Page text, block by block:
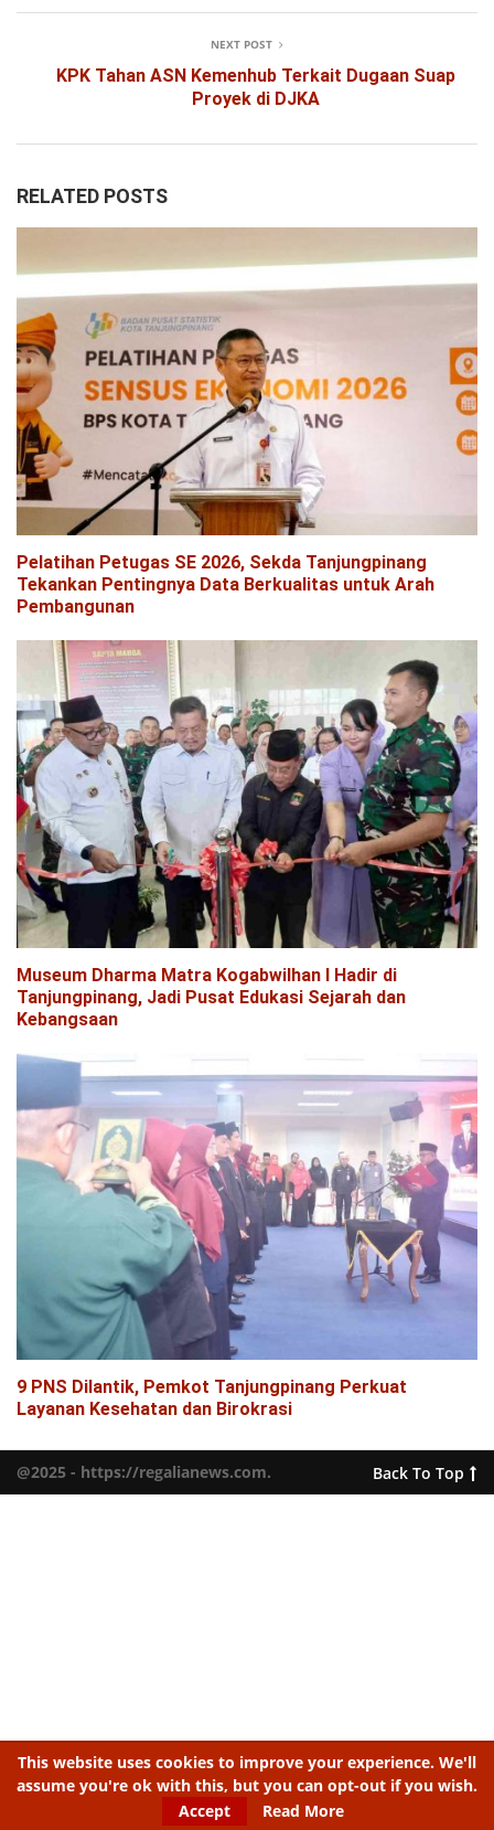
NEXT POST
KPK Tahan ASN Kemenhub Terkait Dugaan Suap
Proyek di DJKA
RELATED POSTS
Pelatihan Petugas SE 2026, Sekda Tanjungpinang
Tekankan Pentingnya Data Berkualitas untuk Arah
Pembangunan
Museum Dharma Matra Kogabwilhan I Hadir di
Tanjungpinang, Jadi Pusat Edukasi Sejarah dan
Kebangsaan
9 PNS Dilantik, Pemkot Tanjungpinang Perkuat
Layanan Kesehatan dan Birokrasi
@2025 - https://regalianews.com. Back To Top
This website uses cookies to improve your experience. We'll
assume you're ok with this, but you can opt-out if you wish.
Accept
Read More